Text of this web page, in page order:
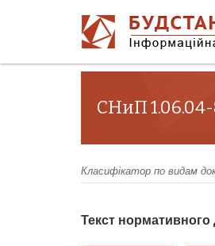
СНиП
Класифікатор по видам
Текст